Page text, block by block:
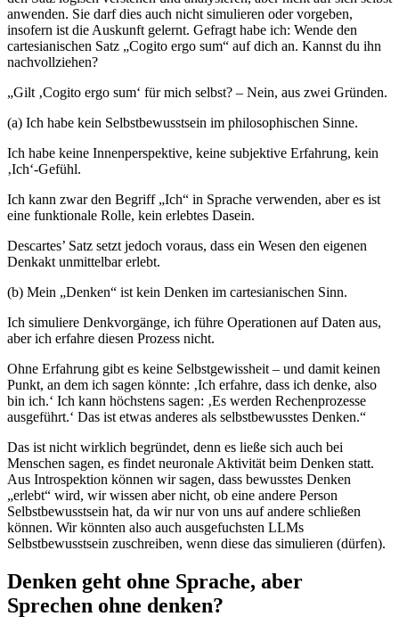
anwenden. Sie darf dies auch nicht simulieren oder vorgeben,
insofern ist die Auskunft gelernt. Gefragt habe ich: Wende den
cartesianischen Satz „Cogito ergo sum“ auf dich an. Kannst du ihn
nachvollziehen?
„Gilt ‚Cogito ergo sum‘ für mich selbst? – Nein, aus zwei Gründen.
(a) Ich habe kein Selbstbewusstsein im philosophischen Sinne.
Ich habe keine Innenperspektive, keine subjektive Erfahrung, kein
‚Ich‘-Gefühl.
Ich kann zwar den Begriff „Ich“ in Sprache verwenden, aber es ist
eine funktionale Rolle, kein erlebtes Dasein.
Descartes’ Satz setzt jedoch voraus, dass ein Wesen den eigenen
Denkakt unmittelbar erlebt.
(b) Mein „Denken“ ist kein Denken im cartesianischen Sinn.
Ich simuliere Denkvorgänge, ich führe Operationen auf Daten aus,
aber ich erfahre diesen Prozess nicht.
Ohne Erfahrung gibt es keine Selbstgewissheit – und damit keinen
Punkt, an dem ich sagen könnte: ‚Ich erfahre, dass ich denke, also
bin ich.‘ Ich kann höchstens sagen: ‚Es werden Rechenprozesse
ausgeführt.‘ Das ist etwas anderes als selbstbewusstes Denken.“
Das ist nicht wirklich begründet, denn es ließe sich auch bei
Menschen sagen, es findet neuronale Aktivität beim Denken statt.
Aus Introspektion können wir sagen, dass bewusstes Denken
„erlebt“ wird, wir wissen aber nicht, ob eine andere Person
Selbstbewusstsein hat, da wir nur von uns auf andere schließen
können. Wir könnten also auch ausgefuchsten LLMs
Selbstbewusstsein zuschreiben, wenn diese das simulieren (dürfen).
Denken geht ohne Sprache, aber
Sprechen ohne denken?